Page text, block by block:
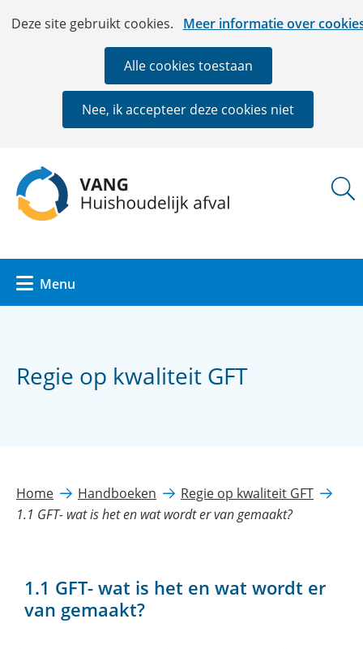
Cookies
Deze site gebruikt cookies. Meer informatie over
Hier
deze
website
worden
of
geweigerd.
Alle cookies toestaan
Nee, ik accepteer deze cookies niet
Ga
de
inhoud
Menu
Regie op kwaliteit GFT
Home Handboeken
Regie op kwaliteit GFT
1.1 GFT- wat is het en wat wordt er van gemaakt?
1.1 GFT- wat is het en wat wordt er
van gemaakt?